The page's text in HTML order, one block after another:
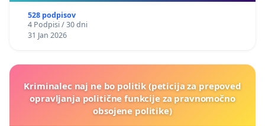
528 podpisov
4 Podpisi / 30 dni
31 Jan 2026
Kriminalec naj ne bo politik (peticija za prepoved
opravljanja politične funkcije za pravnomočno
obsojene politike)